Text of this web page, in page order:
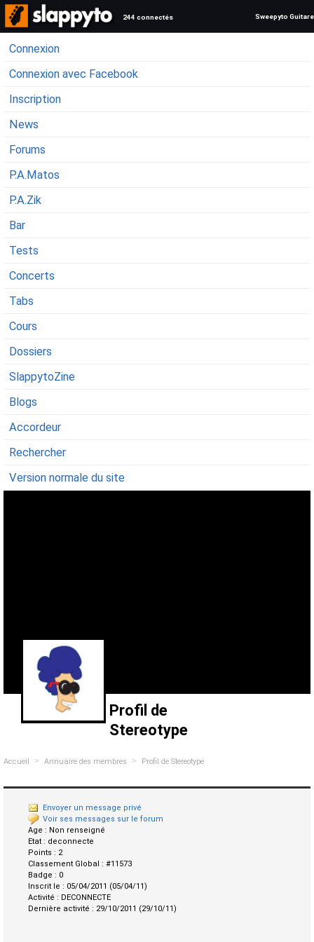
244 connectés Sweepyto Guitare
Connexion
Connexion avec Facebook
Inscription
News
Forums
P.A.Matos
P.A.Zik
Bar
Tests
Concerts
Tabs
Cours
Dossiers
SlappytoZine
Blogs
Accordeur
Rechercher
Version normale du site
Profil de
Stereotype
Accueil > Annuaire des membres > Profil de Stereotype
Envoyer un message privé
Voir ses messages sur le forum
Age : Non renseigné
Etat : deconnecte
Points : 2
Classement Global : #11573
Badge : 0
Inscrit le : 05/04/2011 (05/04/11)
Activité : DECONNECTE
Dernière activité : 29/10/2011 (29/10/11)